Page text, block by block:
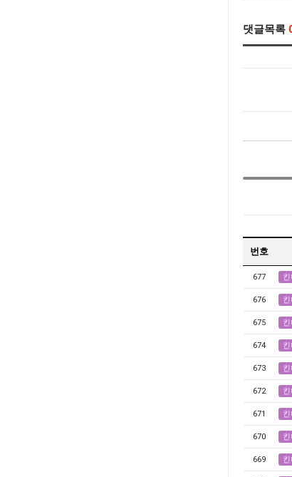
댓글목록
번호
677
676
675
674
673
672
671
670
669